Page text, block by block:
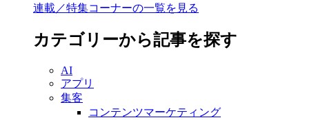
連載／特集コーナーの一覧を見る
カテゴリーから記事を探す
AI
アプリ
集客
コンテンツマーケティング